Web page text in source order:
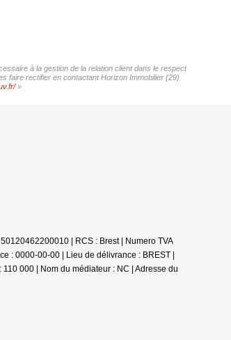
à la gestion de la relation client dans le respect
faire rectifier en contactant Horizon Immobilier (29)
»
| RCS : Brest | Numero TVA
: 0000-00-00 | Lieu de délivrance : BREST |
000 | Nom du médiateur : NC | Adresse du